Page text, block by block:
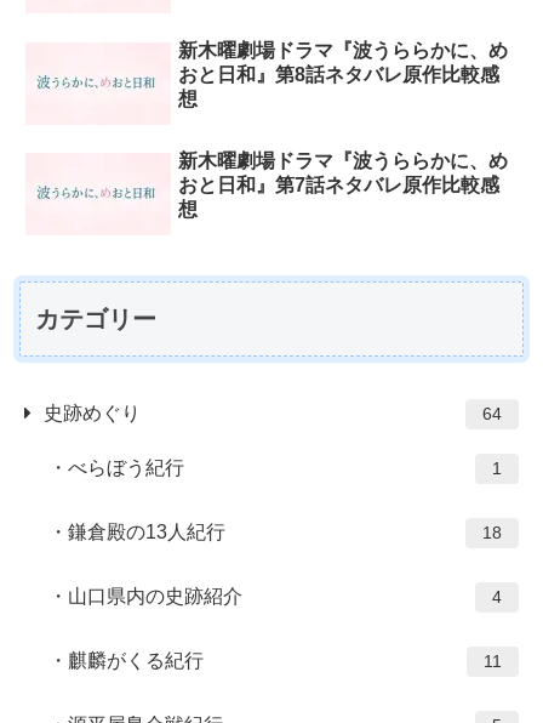
新木曜劇場ドラマ『波うららかに、め
おと日和』第8話ネタバレ原作比較感
想
新木曜劇場ドラマ『波うららかに、め
おと日和』第7話ネタバレ原作比較感
想
カテゴリー
史跡めぐり 64
べらぼう紀行 1
鎌倉殿の13人紀行 18
山口県内の史跡紹介 4
麒麟がくる紀行 11